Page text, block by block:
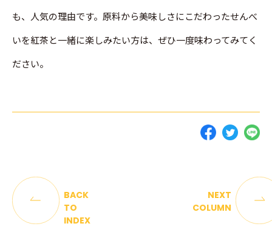
も、人気の理由です。原料から美味しさにこだわったせんべ
いを紅茶と一緒に楽しみたい方は、ぜひ一度味わってみてく
ださい。
BACK
TO
INDEX
NEXT
COLUMN